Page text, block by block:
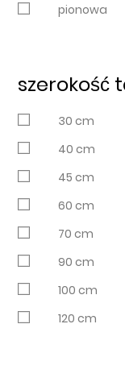
pionowa
szerokość
30 cm
40 cm
45 cm
60 cm
70 cm
90 cm
100 cm
120 cm